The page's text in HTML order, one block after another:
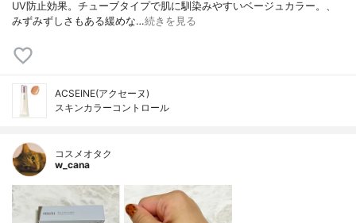
UV防止効果。チューブタイプで肌に馴染みやすいベージュカラー。、
みずみずしさもある緩めな…続きを見る
ACSEINE(アクセーヌ)
スキンカラーコントロール
コスメオタク
w_cana